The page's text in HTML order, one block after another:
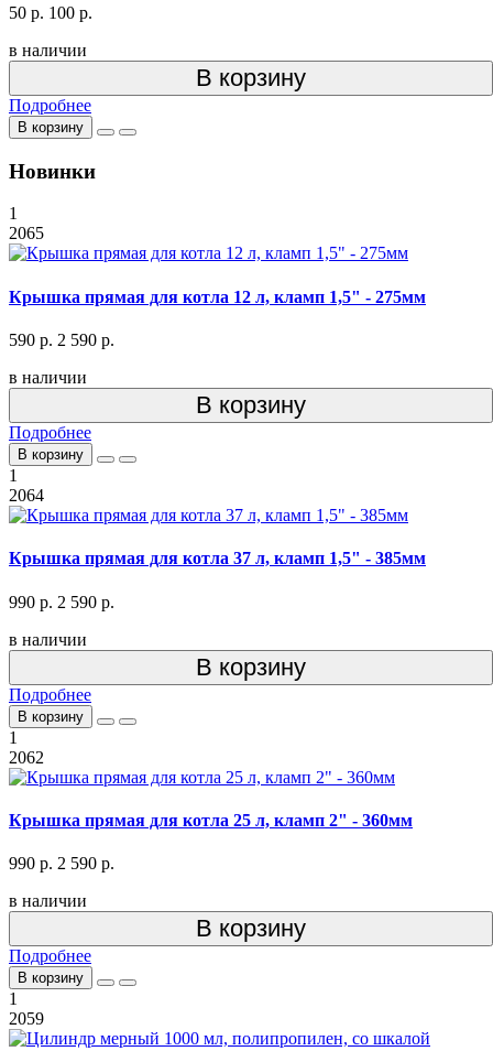
50 р. 100 р.
в наличии
В корзину
Подробнее
В корзину
Новинки
1
2065
Крышка прямая для котла 12 л, кламп 1,5" - 275мм
590 р. 2 590 р.
в наличии
В корзину
Подробнее
В корзину
1
2064
Крышка прямая для котла 37 л, кламп 1,5" - 385мм
990 р. 2 590 р.
в наличии
В корзину
Подробнее
В корзину
1
2062
Крышка прямая для котла 25 л, кламп 2" - 360мм
990 р. 2 590 р.
в наличии
В корзину
Подробнее
В корзину
1
2059